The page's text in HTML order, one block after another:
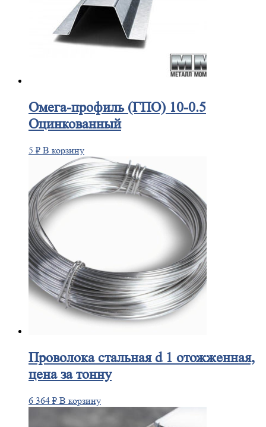
Омега-профиль(ГПО) 10-0.5
Оцинкованный
5 ₽ В корзину
Проволокастальная d 1 отожженная,
цена за тонну
6 364 ₽ В корзину